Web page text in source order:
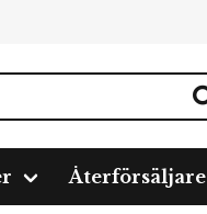
Återförsäljare